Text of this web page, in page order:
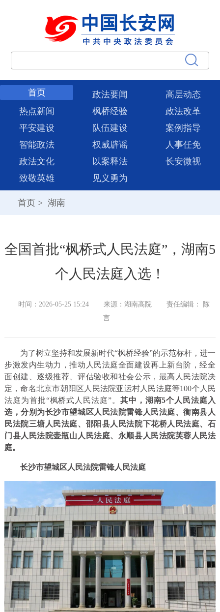
首页 政法要闻
高层动态
热点新闻
枫桥经验
政法改革
平安建设
队伍建设
案例指导
智能政法
权威辟谣
人事任免
政法文化
以案释法
长安微视
致敬英雄
见义勇为
首页 > 湖南
全国首批“枫桥式人民法庭”，湖南5
个人民法庭入选！
时间：2026-05-25 15:24 来源：湖南高院
责任编辑： 陈
言
为了树立坚持和发展新时代“枫桥经验”的示范标杆，进一
步激发内生动力，推动人民法庭全面建设再上新台阶，经全
面创建、逐级推荐、评估验收和社会公示，最高人民法院决
定，命名北京市朝阳区人民法院亚运村人民法庭等100个人民
法庭为首批“枫桥式人民法庭”。 其中，湖南5个人民法庭入
选，分别为长沙市望城区人民法院雷锋人民法庭、衡南县人
民法院三塘人民法庭、邵阳县人民法院下花桥人民法庭、石
门县人民法院壶瓶山人民法庭、 永顺县人民法院芙蓉人民法
庭。
长沙市望城区人民法院雷锋人民法庭